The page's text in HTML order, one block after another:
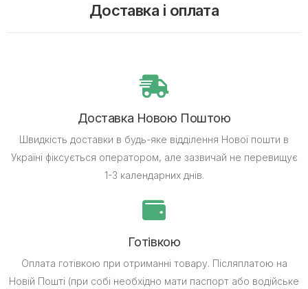
Доставка і оплата
Доставка Новою Поштою
Швидкість доставки в будь-яке відділення Нової пошти в
Україні фіксується оператором, але зазвичай не перевищує
1-3 календарних днів.
Готівкою
Оплата готівкою при отриманні товару. Післяплатою на
Новій Пошті (при собі необхідно мати паспорт або водійське